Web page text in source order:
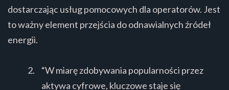
dostarczając usług pomocowych dla operatorów. Jest
to ważny element przejścia do odnawialnych źródeł
energii.
“W miarę zdobywania popularności przez
aktywa cyfrowe, kluczowe staje się